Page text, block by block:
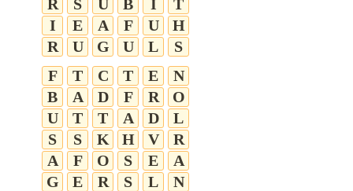
R
S U B I
T
I
E A F U
H
R
U G U L
S
F
T C T E
N
B
A D F R
O
U
T T A D
L
S
S K H V
R
A
F O S E
A
G
E R S L
N